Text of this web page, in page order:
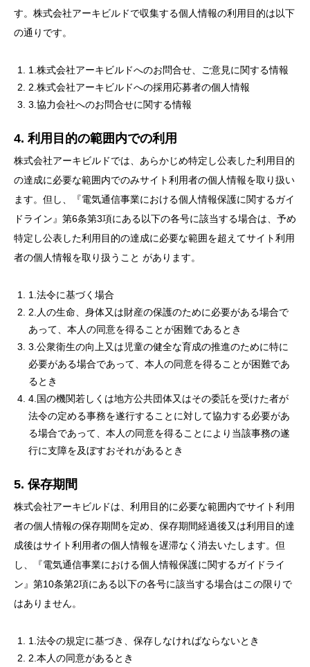
す。株式会社アーキビルドで収集する個人情報の利用目的は以下
の通りです。
1.株式会社アーキビルドへのお問合せ、ご意見に関する情報
2.株式会社アーキビルドへの採用応募者の個人情報
3.協力会社へのお問合せに関する情報
4. 利用目的の範囲内での利用
株式会社アーキビルドでは、あらかじめ特定し公表した利用目的
の達成に必要な範囲内でのみサイト利用者の個人情報を取り扱い
ます。但し、『電気通信事業における個人情報保護に関するガイ
ドライン』第6条第3項にある以下の各号に該当する場合は、予め
特定し公表した利用目的の達成に必要な範囲を超えてサイト利用
者の個人情報を取り扱うこと があります。
1.法令に基づく場合
2.人の生命、身体又は財産の保護のために必要がある場合で
あって、本人の同意を得ることが困難であるとき
3.公衆衛生の向上又は児童の健全な育成の推進のために特に
必要がある場合であって、本人の同意を得ることが困難であ
るとき
4.国の機関若しくは地方公共団体又はその委託を受けた者が
法令の定める事務を遂行することに対して協力する必要があ
る場合であって、本人の同意を得ることにより当該事務の遂
行に支障を及ぼすおそれがあるとき
5. 保存期間
株式会社アーキビルドは、利用目的に必要な範囲内でサイト利用
者の個人情報の保存期間を定め、保存期間経過後又は利用目的達
成後はサイト利用者の個人情報を遅滞なく消去いたします。但
し、『電気通信事業における個人情報保護に関するガイドライ
ン』第10条第2項にある以下の各号に該当する場合はこの限りで
はありません。
1.法令の規定に基づき、保存しなければならないとき
2.本人の同意があるとき